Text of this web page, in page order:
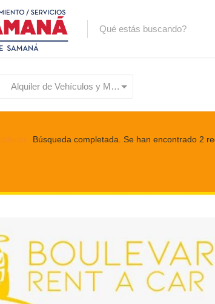
Alquiler de Vehículos y Motos
Búsqueda completada. Se han encontrado 2